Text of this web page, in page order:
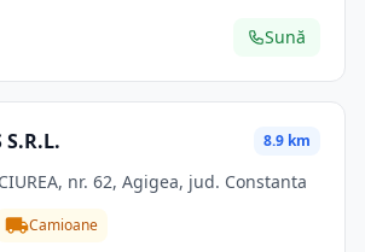
Sună
S.R.L. 8.9 km
nr. 62, Agigea, jud. Constanta
Camioane